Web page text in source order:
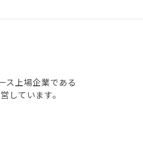
ス上場企業である
ています。